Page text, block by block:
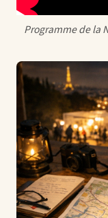
Programme de la